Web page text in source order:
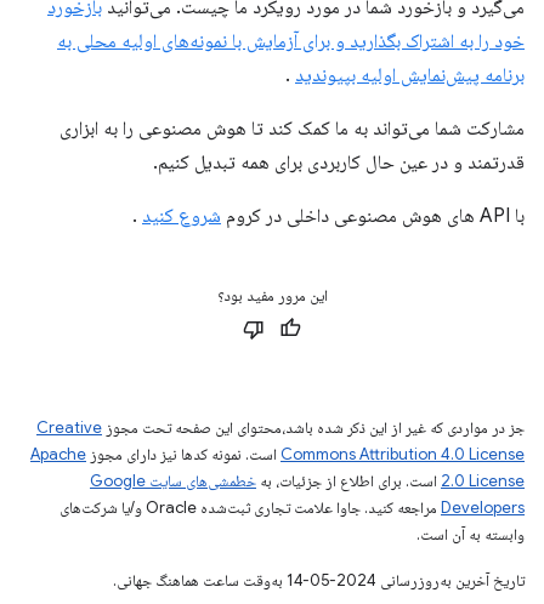
می‌گیرد و بازخورد شما در مورد رویکرد ما چیست. می‌توانید بازخورد
خود را به اشتراک بگذارید و برای آزمایش با نمونه‌های اولیه محلی به
برنامه پیش‌نمایش اولیه بپیوندید .
مشارکت شما می‌تواند به ما کمک کند تا هوش مصنوعی را به ابزاری
قدرتمند و در عین حال کاربردی برای همه تبدیل کنیم.
با API های هوش مصنوعی داخلی در کروم شروع کنید .
این مرور مفید بود؟
جز در مواردی که غیر از این ذکر شده باشد،‌محتوای این صفحه تحت مجوز Creative
Commons Attribution 4.0 License است. نمونه کدها نیز دارای مجوز Apache
2.0 License است. برای اطلاع از جزئیات، به
خطمشی‌های سایت Google
Developers‏
مراجعه کنید. جاوا علامت تجاری ثبت‌شده Oracle و/یا شرکت‌های
وابسته به آن است.
تاریخ آخرین به‌روزرسانی 2024-05-14 به‌وقت ساعت هماهنگ جهانی.